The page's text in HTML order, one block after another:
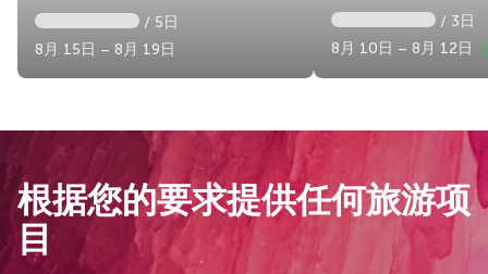
/ 5日
8月 15日 – 8月 19日
/ 3日
8月 10日 – 8月 12日
根据您的要求提供任何旅游项
目